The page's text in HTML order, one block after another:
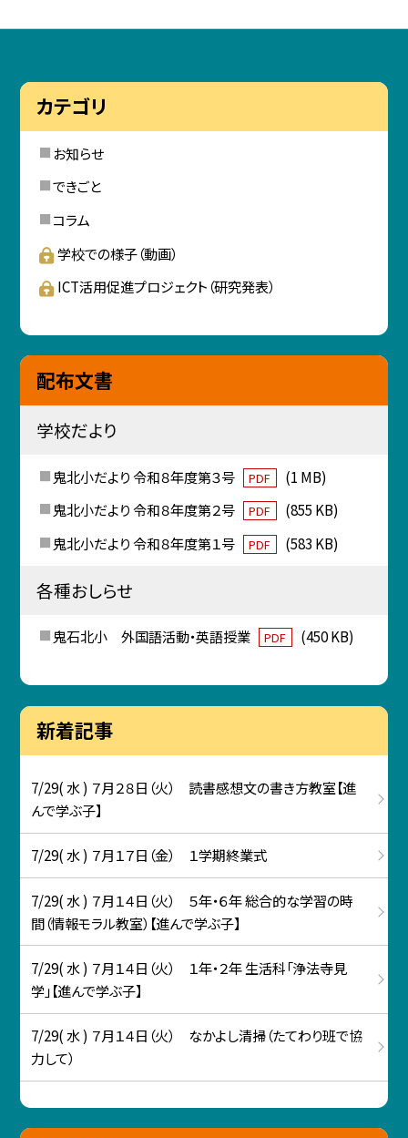
カテゴリ
お知らせ
できごと
コラム
学校での様子（動画）
ICT活用促進プロジェクト（研究発表）
配布文書
学校だより
鬼北小だより 令和８年度第３号 PDF
(1 MB)
鬼北小だより 令和８年度第２号
PDF
(855 KB)
鬼北小だより 令和８年度第１号
PDF (583 KB)
各種おしらせ
鬼石北小 外国語活動・英語授業 PDF (450 KB)
新着記事
7/29( 水 ) ７月２８日（火） 読書感想文の書き方教室【進
んで学ぶ子】
7/29( 水 ) ７月１７日（金） １学期終業式
7/29( 水 ) ７月１４日（火） ５年・６年 総合的な学習の時
間（情報モラル教室）【進んで学ぶ子】
7/29( 水 ) ７月１４日（火） １年・２年 生活科「浄法寺見
学」【進んで学ぶ子】
7/29( 水 ) ７月１４日（火） なかよし清掃（たてわり班で協
力して）